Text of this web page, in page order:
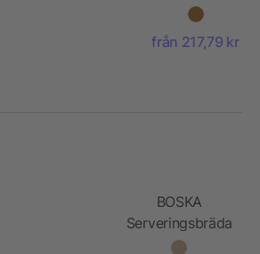
ostbräda
knivset
från 217,79 kr
BOSKA
Serveringsbräda
Rund Amigo L